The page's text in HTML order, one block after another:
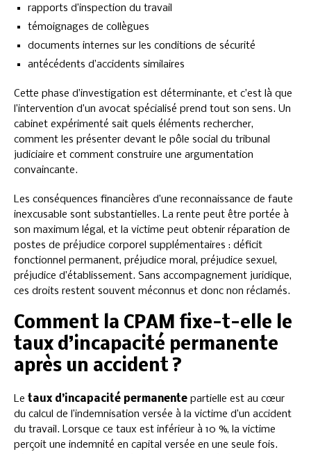
rapports d’inspection du travail
témoignages de collègues
documents internes sur les conditions de sécurité
antécédents d’accidents similaires
Cette phase d’investigation est déterminante, et c’est là que
l’intervention d’un avocat spécialisé prend tout son sens. Un
cabinet expérimenté sait quels éléments rechercher,
comment les présenter devant le pôle social du tribunal
judiciaire et comment construire une argumentation
convaincante.
Les conséquences financières d’une reconnaissance de faute
inexcusable sont substantielles. La rente peut être portée à
son maximum légal, et la victime peut obtenir réparation de
postes de préjudice corporel supplémentaires : déficit
fonctionnel permanent, préjudice moral, préjudice sexuel,
préjudice d’établissement. Sans accompagnement juridique,
ces droits restent souvent méconnus et donc non réclamés.
Comment la CPAM fixe-t-elle le
taux d’incapacité permanente
après un accident ?
Le taux d’incapacité permanente partielle est au cœur
du calcul de l’indemnisation versée à la victime d’un accident
du travail. Lorsque ce taux est inférieur à 10 %, la victime
perçoit une indemnité en capital versée en une seule fois.